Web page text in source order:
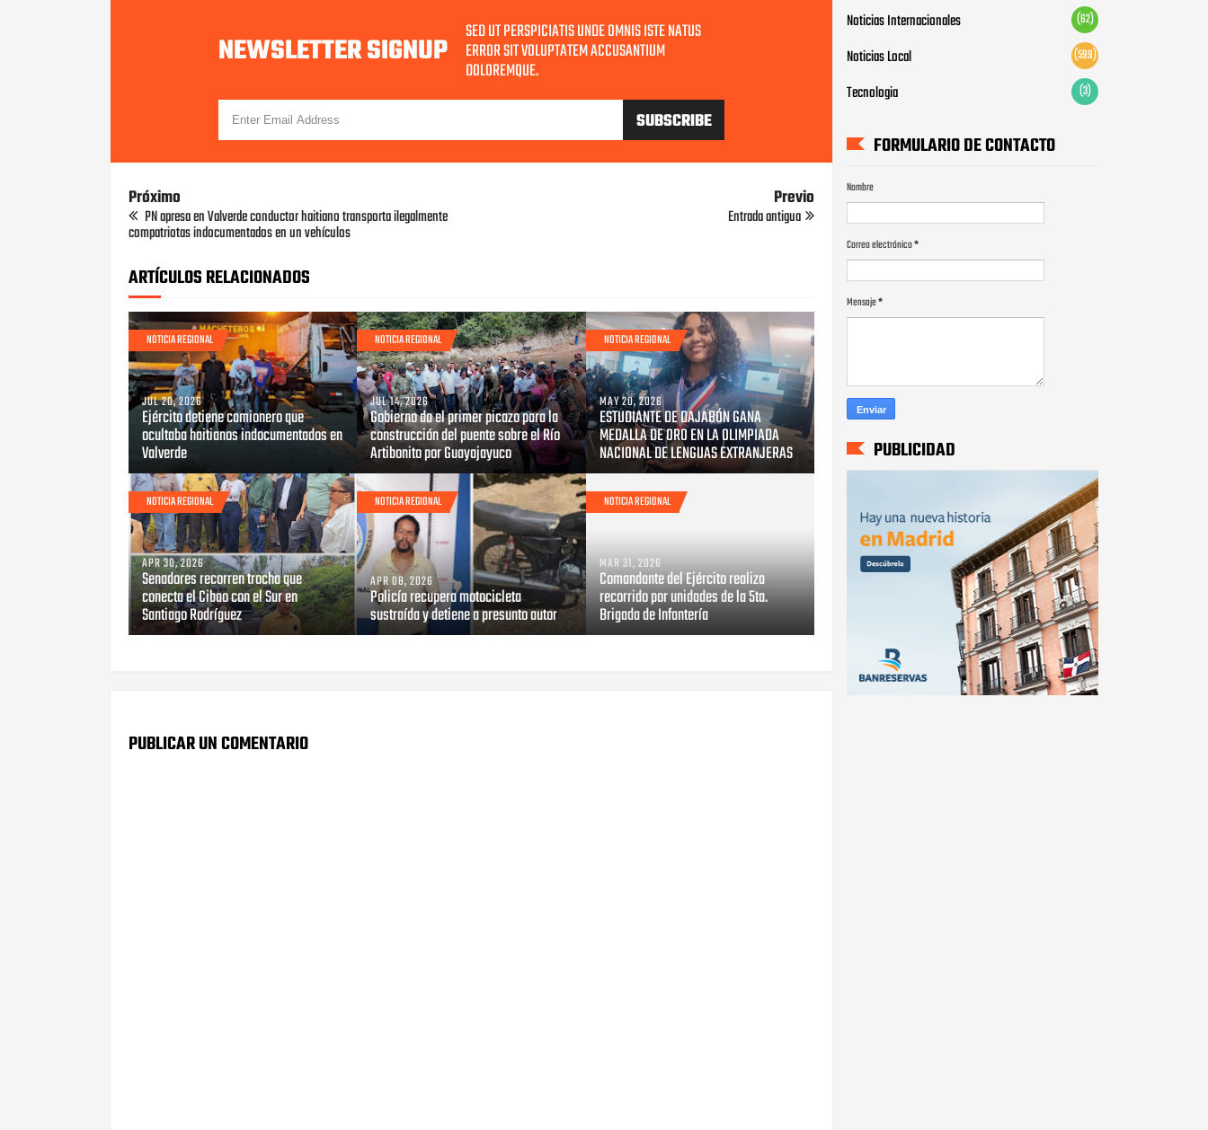
NEWSLETTER SIGNUP SED UT PERSPICIATIS UNDE OMNIS ISTE NATUS
ERROR SIT VOLUPTATEM ACCUSANTIUM
DOLOREMQUE.
Próximo
PN apresa en Valverde conductor haitiano transporta ilegalmente
compatriotas indocumentados en un vehículos
Previo
Entrada antigua
ARTÍCULOS RELACIONADOS
NOTICIA REGIONAL
JUL 20, 2026
Ejército detiene camionero que
ocultaba haitianos indocumentados en
Valverde
NOTICIA REGIONAL
JUL 14, 2026
Gobierno da el primer picazo para la
construcción del puente sobre el Río
Artibonito por Guayajayuco
NOTICIA REGIONAL
MAY 20, 2026
ESTUDIANTE DE DAJABÓN GANA
MEDALLA DE ORO EN LA OLIMPIADA
NACIONAL DE LENGUAS EXTRANJERAS
NOTICIA REGIONAL
APR 30, 2026
Senadores recorren trocha que
conecta el Cibao con el Sur en
Santiago Rodríguez
NOTICIA REGIONAL
APR 08, 2026
Policía recupera motocicleta
sustraída y detiene a presunto autor
NOTICIA REGIONAL
MAR 31, 2026
Comandante del Ejército realiza
recorrido por unidades de la 5ta.
Brigada de Infantería
PUBLICAR UN COMENTARIO
Nombre
Correo electrónico
Mensaje*
PUBLICIDAD